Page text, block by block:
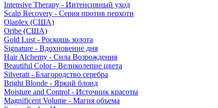
Intensive Therapy - Интенсивный уход
Scalp Recovery - Серия против перхоти
Olaplex (США)
Oribe (США)
Gold Lust - Роскошь золота
Signature - Вдохновение дня
Hair Alchemy - Сила Возрождения
Beautiful Color - Великолепие цвета
Silverati - Благородство серебра
Bright Blonde - Яркий блонд
Moisture and Control - Источник красоты
Magnificent Volume - Магия объема